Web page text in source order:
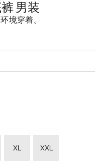
男装
境穿着。
XL
XXL